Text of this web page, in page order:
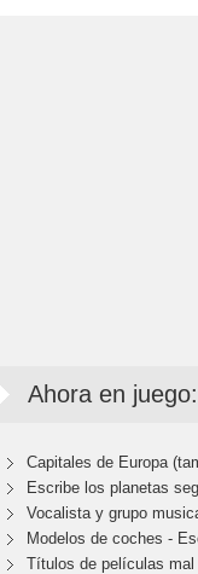
Ahora en juego:
Capitales de Europa
Escribe los planetas
Vocalista y grupo
Modelos de coches -
Títulos de películas mal